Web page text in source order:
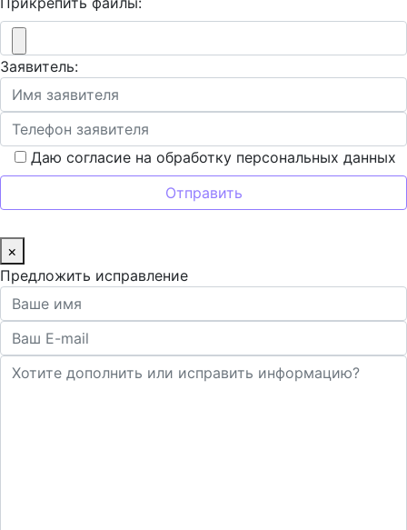
Заявитель:
Даю согласие на обработку персональных данных
×
Предложить исправление